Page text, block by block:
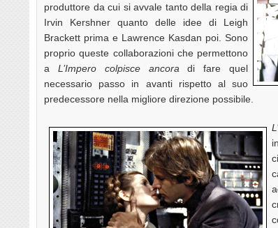
produttore da cui si avvale tanto della regia di
Irvin Kershner quanto delle idee di Leigh
Brackett prima e Lawrence Kasdan poi. Sono
proprio queste collaborazioni che permettono
a L’Impero colpisce ancora di fare quel
necessario passo in avanti rispetto al suo
predecessore nella migliore direzione possibile.